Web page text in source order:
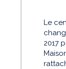
Le
2017